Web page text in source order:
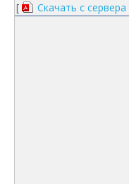
[
Скачать с сервера